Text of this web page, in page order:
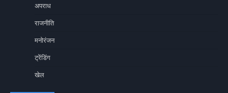
अपराध
राजनीति
मनोरंजन
ट्रेंडिंग
खेल